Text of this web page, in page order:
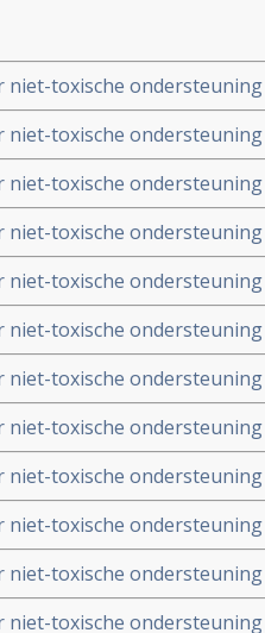
toxische
van arts-bioloog drs.
toxische
van arts-bioloog drs.
toxische
van arts-bioloog drs.
toxische
van arts-bioloog drs.
toxische
van arts-bioloog drs.
toxische
van arts-bioloog drs.
toxische
van arts-bioloog drs.
toxische
van arts-bioloog drs.
toxische
van arts-bioloog drs.
toxische
van arts-bioloog drs.
toxische
van arts-bioloog drs.
toxische